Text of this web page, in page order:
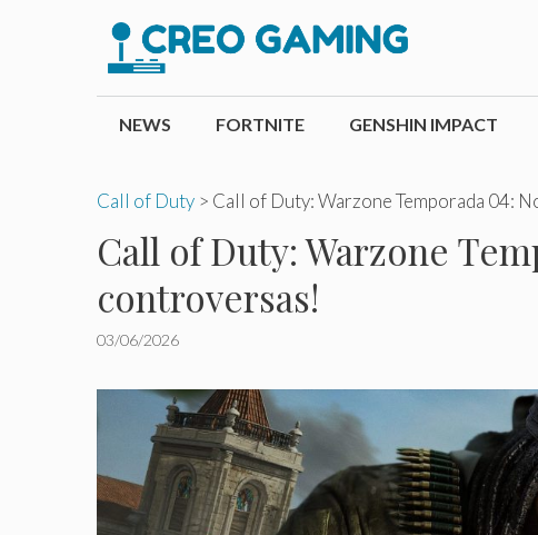
conteúdo
NEWS FORTNITE GENSHIN IMPACT
Call of Duty > Call of Duty: Warzone Temporada 04:
Call of Duty: Warzone
controversas!
03/06/2026